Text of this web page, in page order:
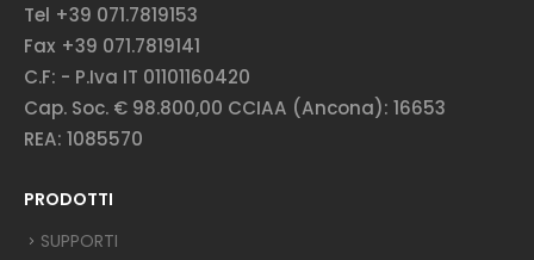
Tel +39 071.7819153
Fax +39 071.7819141
C.F: - P.Iva IT 01101160420
Cap. Soc. € 98.800,00 CCIAA (Ancona): 16653
REA: 1085570
PRODOTTI
SUPPORTI